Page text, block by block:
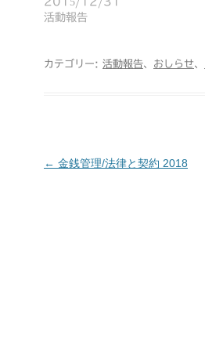
活動報告
カテゴリー: 活動報告、 おしらせ、
投
← 金銭管理/法律と契約 2018